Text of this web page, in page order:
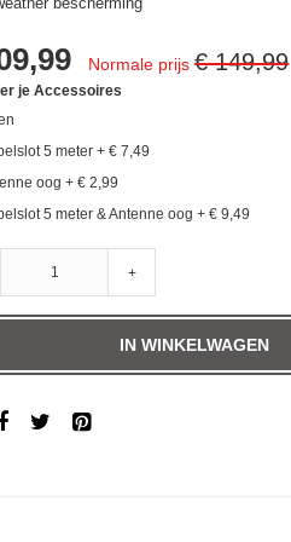
Normale prijs € 149,99
je Accessoires
5 meter+€ 7,49
oog+€ 2,99
5 meter & Antenne oog+€ 9,49
+
IN WINKELWAGEN